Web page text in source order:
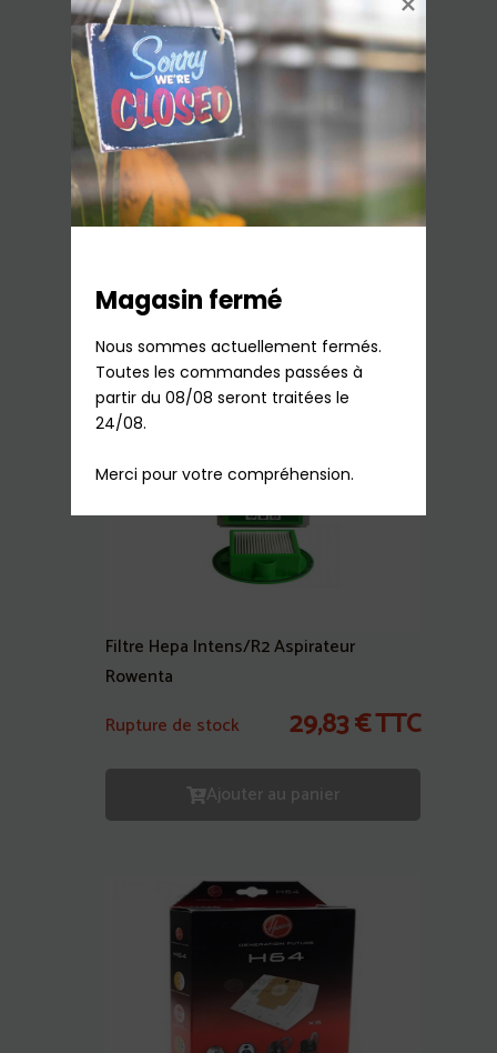
Sacs papier Soam/Neo Aspirateur
Rowenta
Filtre Hepa Intens/R2 Aspirateur
Rowenta
Rupture de stock
29,83€TTC
Ajouter au panier
Magasin fermé
Nous sommes actuellement fermés.
Toutes les commandes passées à
partir du 08/08 seront traitées le
24/08.
Merci pour votre compréhension.